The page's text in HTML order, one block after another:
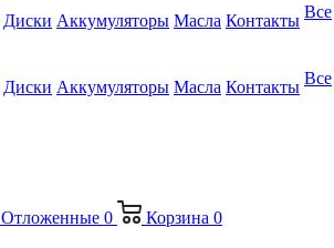
Диски Аккумуляторы Масла Контакты Все
Диски Аккумуляторы Масла Контакты Все
Отложенные 0 Корзина 0